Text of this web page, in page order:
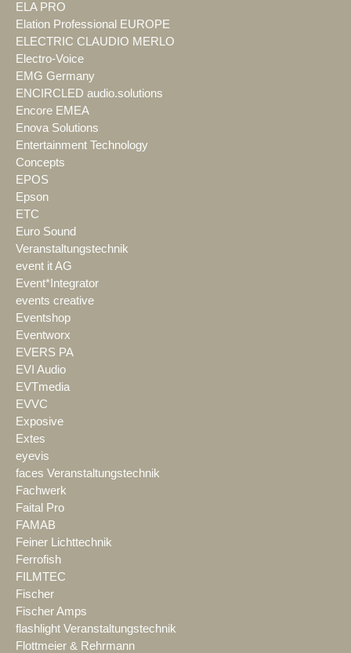
ELA PRO
Elation Professional EUROPE
ELECTRIC CLAUDIO MERLO
Electro-Voice
EMG Germany
ENCIRCLED audio.solutions
Encore EMEA
Enova Solutions
Entertainment Technology
Concepts
EPOS
Epson
ETC
Euro Sound
Veranstaltungstechnik
event it AG
Event*Integrator
events creative
Eventshop
Eventworx
EVERS PA
EVI Audio
EVTmedia
EVVC
Exposive
Extes
eyevis
faces Veranstaltungstechnik
Fachwerk
Faital Pro
FAMAB
Feiner Lichttechnik
Ferrofish
FILMTEC
Fischer
Fischer Amps
flashlight Veranstaltungstechnik
Flottmeier & Rehrmann